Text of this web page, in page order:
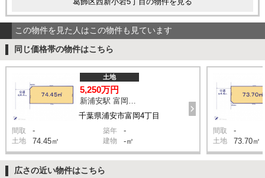
この物件を見た人はこの物件も見ています
同じ価格帯の物件はこちら
千葉県浦安市富岡4丁目
土地
5,250万円
間取 - 築年 -
土地 74.45㎡ 建物 -㎡
間取 -
土地 73.70㎡
広さの近い物件はこちら